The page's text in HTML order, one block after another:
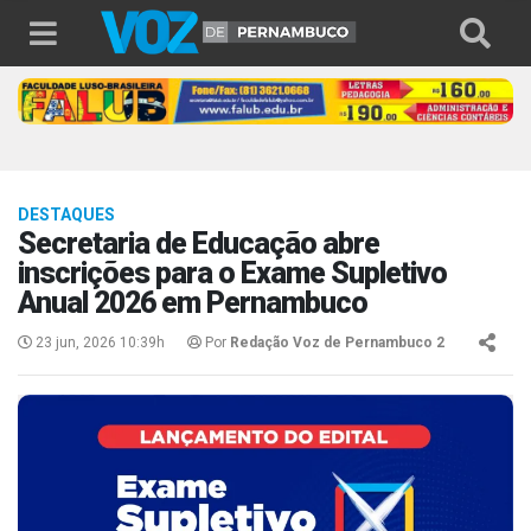
DESTAQUES
Secretaria de Educação abre
inscrições para o Exame Supletivo
Anual 2026 em Pernambuco
23 jun, 2026 10:39h Por Redação Voz de Pernambuco 2